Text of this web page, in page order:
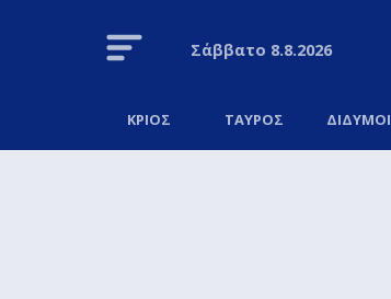
Σάββατο 8.8.2026
ΚΡΙΟΣ ΤΑΥΡΟΣ ΔΙΔΥΜΟΙ